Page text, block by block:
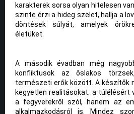
karakterek sorsa olyan hitelesen
szinte érzi a hideg szelet, hallja a
döntések súlyát, amelyek
életüket.
A második évadban még
konfliktusok az őslakos
természeti erők között. A készítők
kegyetlen realitásokat: a túlélésért
a fegyverekről szól, hanem az
alkalmazkodásról is. Mindez